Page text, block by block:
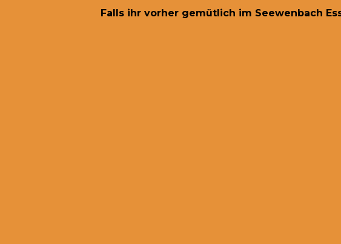
Falls ihr vorher gemütlich im Seewenbach